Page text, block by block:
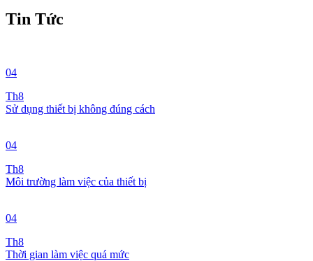
Tin Tức
04
Th8
Sử dụng thiết bị không đúng cách
04
Th8
Môi trường làm việc của thiết bị
04
Th8
Thời gian làm việc quá mức